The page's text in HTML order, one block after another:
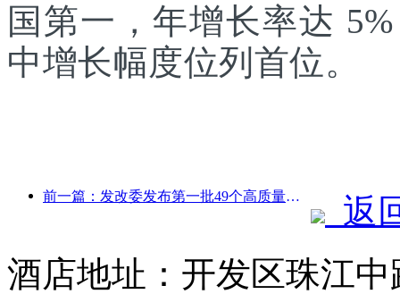
国第一，年增长率达
中增长幅度位列首位。
前一篇：发改委发布第一批49个高质量户外运动目的地名单
返
酒店地址：开发区珠江